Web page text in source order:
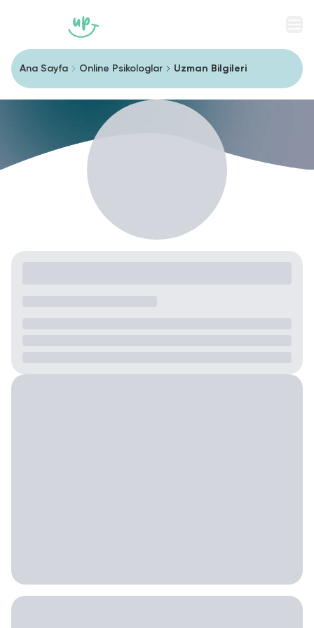
Ana Sayfa Online Psikologlar Uzman Bilgileri